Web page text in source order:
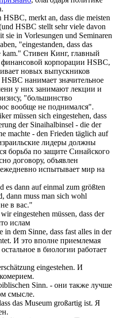
merkt an, dass die meisten
HSBC stellt sehr viele davon
sie in Vorlesungen und Seminaren
"eingestanden, dass das
kam." Стивен Кинг, главный
корпорации HSBC,
новых выпускников
нанимает значительное
у них занимают лекции и
"большинство
вообще не поднимался".
müssen sich eingestehen, dass
der Sinaihalbinsel - die der
machte - den Frieden täglich auf
лидеры должны
борьба по защите Синайского
договору, объявлен
испытывает мир на
es dann auf einmal zum größten
dann muss man sich wohl
в вас."
wireingestehen müssen, dass der
ислам
in dem Sinne, dass fast alles in der
И это вполне приемлемая
в биологии работает
eingestehen. И
Sinn. - они также лучше
смысле.
das Museum großartig ist. Я